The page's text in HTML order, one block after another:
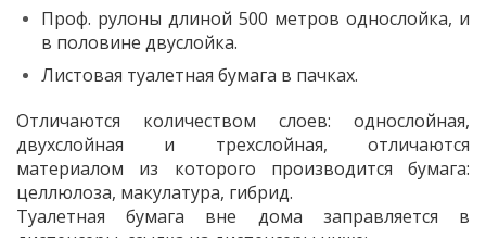
Проф. рулоны длиной 500 метров однослойка, и
в половине двуслойка.
Листовая туалетная бумага в пачках.
Отличаются количеством слоев: однослойная,
двухслойная и трехслойная, отличаются
материалом из которого производится бумага:
целлюлоза, макулатура, гибрид.
Туалетная бумага вне дома заправляется в